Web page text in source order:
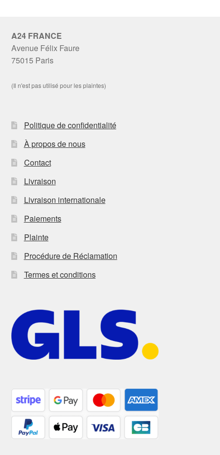
A24 FRANCE
Avenue Félix Faure
75015 Paris
(Il n'est pas utilisé pour les plaintes)
Politique de confidentialité
À propos de nous
Contact
Livraison
Livraison internationale
Paiements
Plainte
Procédure de Réclamation
Termes et conditions